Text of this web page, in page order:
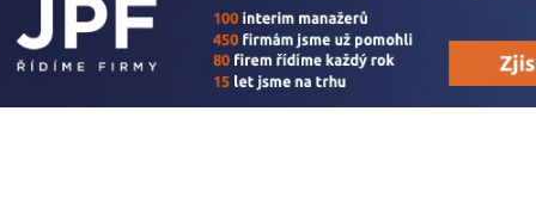
firmy
zaměstnanců
Role zakladatele/CEO
Růst firmy